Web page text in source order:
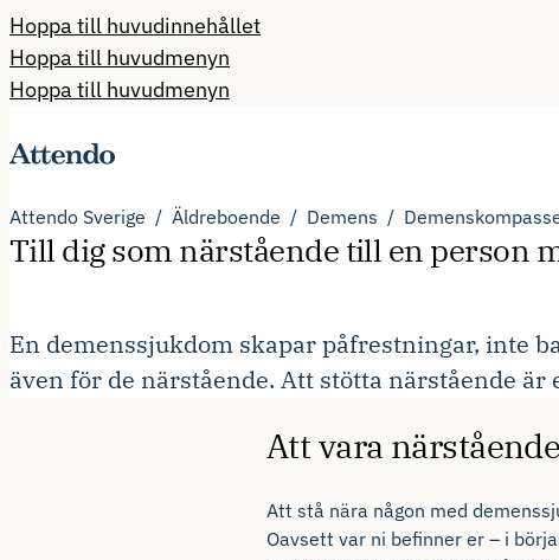
Hoppa till huvudinnehållet
Hoppa till huvudmenyn
Hoppa till huvudmenyn
Attendo Sverige Äldreboende Demens
Till dig som närstående till en person
En demenssjukdom skapar påfrestningar, inte
även för de närstående. Att stötta närstående är
Att vara
Att stå nära någon med
Oavsett var ni befinner er – i